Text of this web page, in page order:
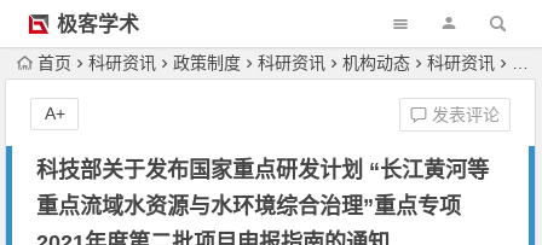
极客学术
首页 科研资讯 政策制度 科研资讯 机构动态 科研资讯
科技部关于发布国家重点研发计划 “长江黄河等
重点流域水资源与水环境综合治理”重点专项
发表评论
A+